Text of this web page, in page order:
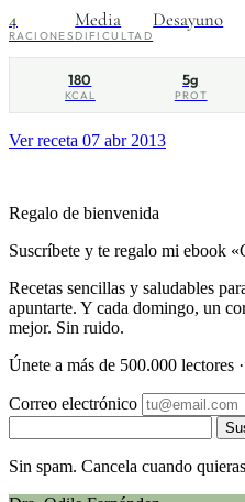
4
RACIONES
Media
DIFICULTAD
Desayuno
180
KCAL
5g
PROT
Ver receta 07 abr 2013
Regalo de bienvenida
Suscríbete y te regalo mi ebook
Recetas sencillas y saludables
apuntarte. Y cada domingo, un
mejor. Sin ruido.
Únete a más de 500.000 lectores
Correo electrónico
Sin spam. Cancela cuando